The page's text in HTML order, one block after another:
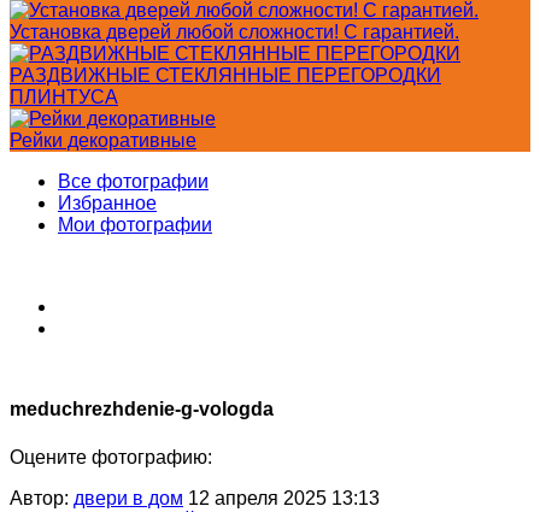
Установка дверей любой сложности! С гарантией.
РАЗДВИЖНЫЕ СТЕКЛЯННЫЕ ПЕРЕГОРОДКИ
ПЛИНТУСА
Рейки декоративные
Все фотографии
Избранное
Мои фотографии
meduchrezhdenie-g-vologda
Оцените фотографию:
Автор: двери в дом 12 апреля 2025 13:13